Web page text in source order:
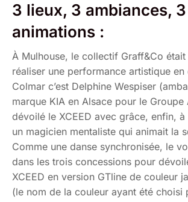
3 lieux, 3 ambiances, 3
animations :
À Mulhouse, le collectif Graff&Co
réaliser une performance artistique en
Colmar c’est Delphine Wespiser
marque KIA en Alsace pour le Groupe
dévoilé le XCEED avec grâce, enfin, à
un magicien mentaliste qui animait la
Comme une danse synchronisée, le
dans les trois concessions pour
XCEED en version GTline de couleur
(le nom de la couleur ayant été choisi